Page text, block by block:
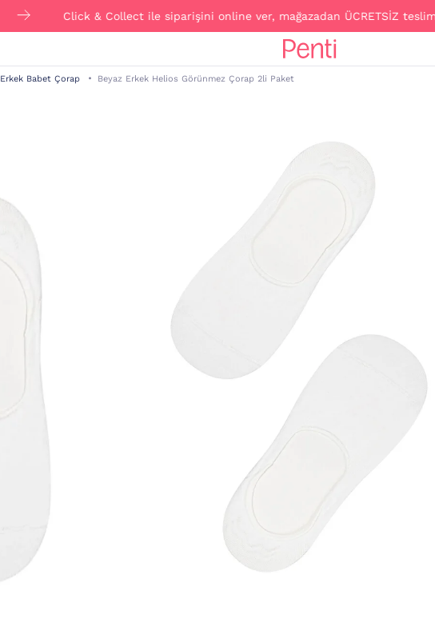
Click & Collect ile siparişini online ver, mağazadan ÜCRETSİZ teslim al!
Erkek Babet Çorap Beyaz Erkek Helios Görünmez Çorap 2li Paket